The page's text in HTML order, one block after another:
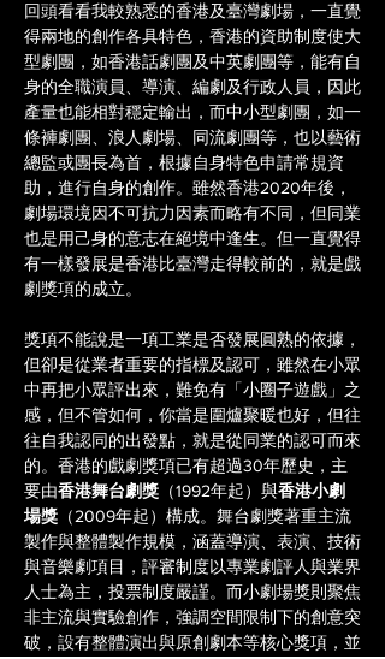
回頭看看我較熟悉的香港及臺灣劇場，一直覺
得兩地的創作各具特色，香港的資助制度使大
型劇團，如香港話劇團及中英劇團等，能有自
身的全職演員、導演、編劇及行政人員，因此
產量也能相對穩定輸出，而中小型劇團，如一
條褲劇團、浪人劇場、同流劇團等，也以藝術
總監或團長為首，根據自身特色申請常規資
助，進行自身的創作。雖然香港2020年後，
劇場環境因不可抗力因素而略有不同，但同業
也是用己身的意志在絕境中逢生。但一直覺得
有一樣發展是香港比臺灣走得較前的，就是戲
劇獎項的成立。
獎項不能說是一項工業是否發展圓熟的依據，
但卻是從業者重要的指標及認可，雖然在小眾
中再把小眾評出來，難免有「小圈子遊戲」之
感，但不管如何，你當是圍爐聚暖也好，但往
往自我認同的出發點，就是從同業的認可而來
的。香港的戲劇獎項已有超過30年歷史，主
要由香港舞台劇獎 （1992年起）與香港小劇
場獎 （2009年起）構成。舞台劇獎著重主流
製作與整體製作規模，涵蓋導演、表演、技術
與音樂劇項目，評審制度以專業劇評人與業界
人士為主，投票制度嚴謹。而小劇場獎則聚焦
非主流與實驗創作，強調空間限制下的創意突
破，設有整體演出與原創劇本等核心獎項，並